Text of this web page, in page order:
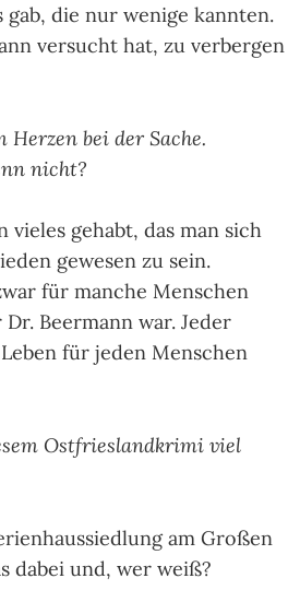
gab, die nur wenige kannten.
versucht hat, zu verbergen
bei der Sache.
nicht?
vieles gehabt, das man sich
gewesen zu sein.
für manche Menschen
Beermann war. Jeder
für jeden Menschen
Ostfrieslandkrimi viel
am Großen
dabei und, wer weiß?